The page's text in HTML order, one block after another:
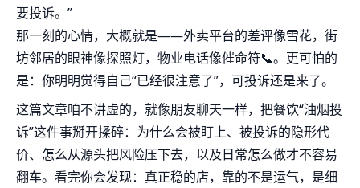
要投诉。”
那一刻的心情，大概就是——外卖平台的差评像雪花，街
坊邻居的眼神像探照灯，物业电话像催命符📞。更可怕的
是：你明明觉得自己“已经很注意了”，可投诉还是来了。
这篇文章咱不讲虚的，就像朋友聊天一样，把餐饮“油烟投
诉”这件事掰开揉碎：为什么会被盯上、被投诉的隐形代
价、怎么从源头把风险压下去，以及日常怎么做才不容易
翻车。看完你会发现：真正稳的店，靠的不是运气，是细